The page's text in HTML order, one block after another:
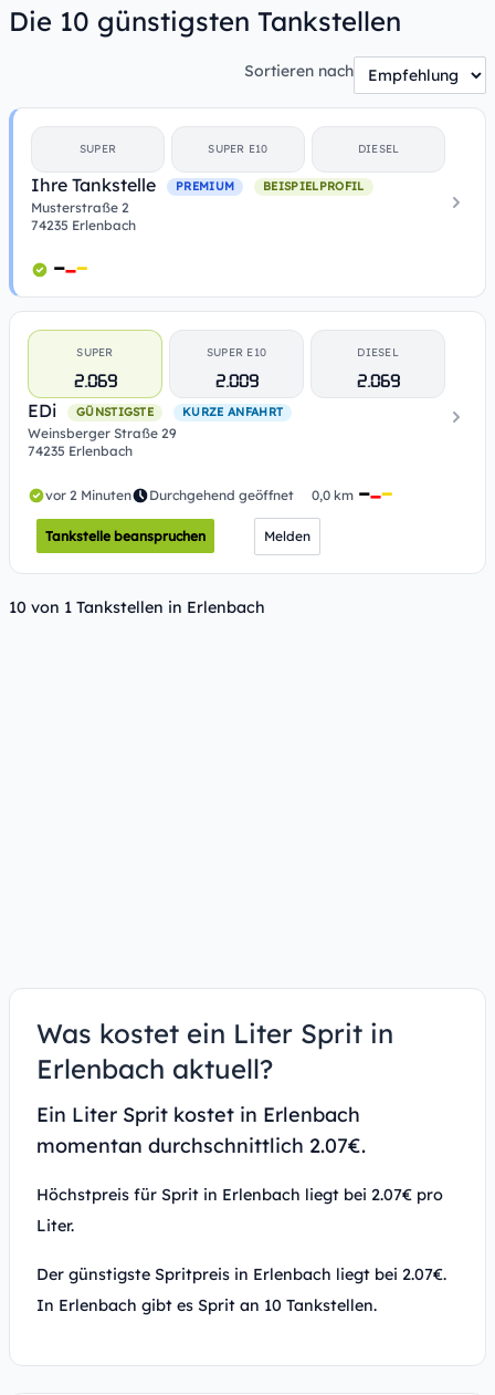
Die 10 günstigsten Tankstellen
Sortieren nach
SUPER SUPER E10 DIESEL
Ihre Tankstelle PREMIUM BEISPIELPROFIL
Musterstraße 2
74235 Erlenbach
SUPER
2.069
SUPER E10
2.009
DIESEL
2.069
EDi
GÜNSTIGSTE KURZE ANFAHRT
Weinsberger Straße 29
74235 Erlenbach
vor 2 Minuten Durchgehend geöffnet 0,0 km
Tankstelle beanspruchen Melden
10 von 1 Tankstellen in Erlenbach
Was kostet ein Liter Sprit in
Erlenbach aktuell?
Ein Liter Sprit kostet in Erlenbach
momentan durchschnittlich 2.07€.
Höchstpreis für Sprit in Erlenbach liegt bei 2.07€ pro
Liter.
Der günstigste Spritpreis in Erlenbach liegt bei 2.07€.
In Erlenbach gibt es Sprit an 10 Tankstellen.